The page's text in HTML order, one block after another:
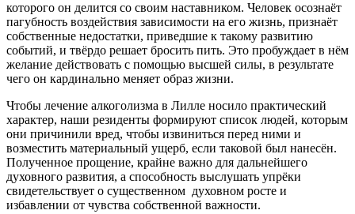
которого он делится со своим наставником. Человек осознаёт
пагубность воздействия зависимости на его жизнь, признаёт
собственные недостатки, приведшие к такому развитию
событий, и твёрдо решает бросить пить. Это пробуждает в нём
желание действовать с помощью высшей силы, в результате
чего он кардинально меняет образ жизни.
Чтобы лечение алкоголизма в Лилле носило практический
характер, наши резиденты формируют список людей, которым
они причинили вред, чтобы извиниться перед ними и
возместить материальный ущерб, если таковой был нанесён.
Полученное прощение, крайне важно для дальнейшего
духовного развития, а способность выслушать упрёки
свидетельствует о существенном духовном росте и
избавлении от чувства собственной важности.